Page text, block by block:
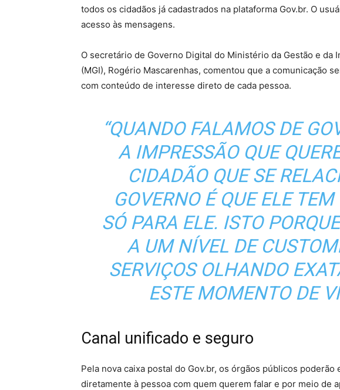
todos os cidadãos já cadastrados na plataforma Gov.br. O
acesso às mensagens.
O secretário de Governo Digital do Ministério da Gestão e da
(MGI), Rogério Mascarenhas, comentou que a comunicação
com conteúdo de interesse direto de cada pessoa.
“QUANDO FALAMOS DE
A IMPRESSÃO QUE
CIDADÃO QUE SE
GOVERNO É QUE ELE
SÓ PARA ELE. ISTO
A UM NÍVEL DE
SERVIÇOS OLHANDO
ESTE MOMENTO DE
Canal unificado e seguro
Pela nova caixa postal do Gov.br, os órgãos públicos poderão
diretamente à pessoa com quem querem falar e por meio de